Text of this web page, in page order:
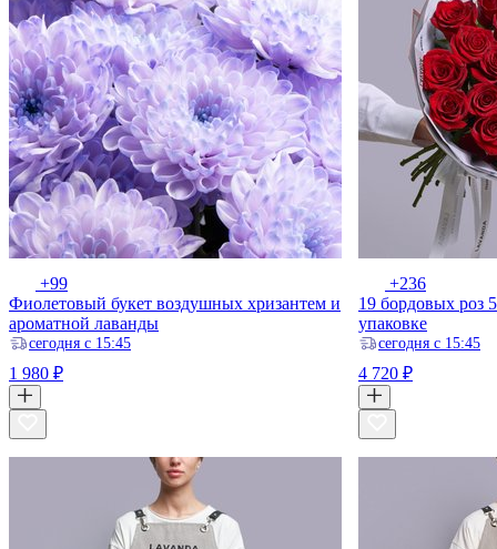
+99
Фиолетовый букет воздушных хризантем и
ароматной лаванды
ceгодня с 15:45
1 980 ₽
+236
19 бордовых роз
упаковке
ceгодня с 15:45
4 720 ₽